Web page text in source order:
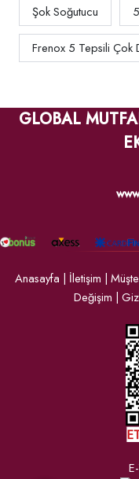
Şok Soğutucu
Frenox 5 Tepsili Çok
GLOBAL
Anasayfa | İletişim |
Değişim |